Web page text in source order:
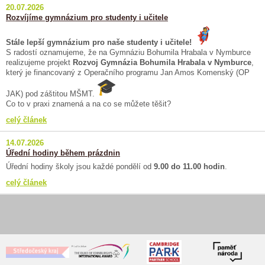
20.07.2026
Rozvíjíme gymnázium pro studenty i učitele
Stále lepší gymnázium pro naše studenty i učitele!
S radostí oznamujeme, že na Gymnáziu Bohumila Hrabala v Nymburce
realizujeme projekt Rozvoj Gymnázia Bohumila Hrabala v Nymburce,
který je financovaný z Operačního programu Jan Amos Komenský (OP
JAK) pod záštitou MŠMT.
Co to v praxi znamená a na co se můžete těšit?
celý článek
14.07.2026
Úřední hodiny během prázdnin
Úřední hodiny školy jsou každé pondělí od 9.00 do 11.00 hodin.
celý článek